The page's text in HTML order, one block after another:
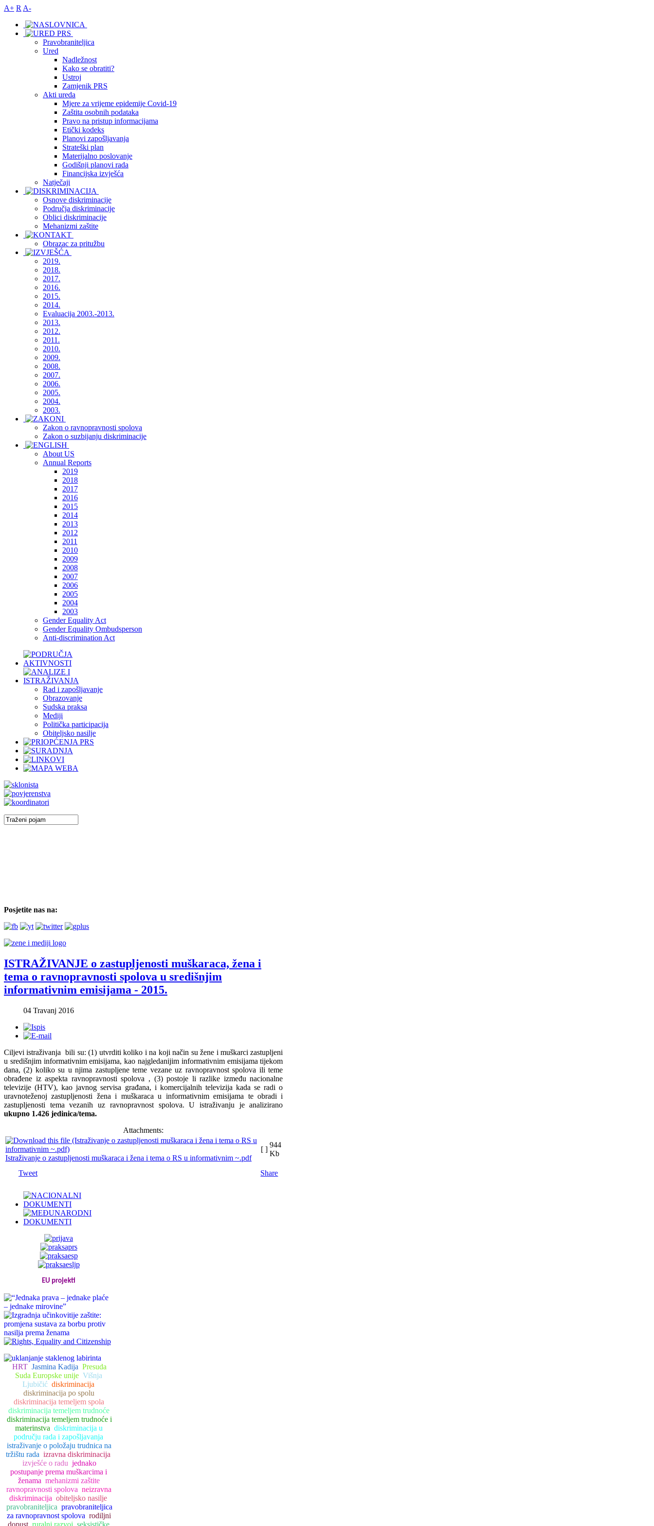
A+ R A-
Pravobraniteljica
Ured
Nadležnost
Kako se obratiti?
Ustroj
Zamjenik PRS
Akti ureda
Mjere za vrijeme epidemije Covid-19
Zaštita osobnih podataka
Pravo na pristup informacijama
Etički kodeks
Planovi zapošljavanja
Strateški plan
Materijalno poslovanje
Godišnji planovi rada
Financijska izvješća
Natječaji
Osnove diskriminacije
Područja diskriminacije
Oblici diskriminacije
Mehanizmi zaštite
Obrazac za pritužbu
2019.
2018.
2017.
2016.
2015.
2014.
Evaluacija 2003.-2013.
2013.
2012.
2011.
2010.
2009.
2008.
2007.
2006.
2005.
2004.
2003.
Zakon o ravnopravnosti spolova
Zakon o suzbijanju diskriminacije
About US
Annual Reports
2019
2018
2017
2016
2015
2014
2013
2012
2011
2010
2009
2008
2007
2006
2005
2004
2003
Gender Equality Act
Gender Equality Ombudsperson
Anti-discrimination Act
Rad i zapošljavanje
Obrazovanje
Sudska praksa
Mediji
Politička participacija
Obiteljsko nasilje
Posjetite nas na:
ISTRAŽIVANJE o zastupljenosti muškaraca, žena i
tema o ravnopravnosti spolova u središnjim
informativnim emisijama - 2015.
04 Travanj 2016
Ciljevi istraživanja bili su: (1) utvrditi koliko i na koji način su žene i muškarci zastupljeni
u središnjim informativnim emisijama, kao najgledanijim informativnim emisijama tijekom
dana, (2) koliko su u njima zastupljene teme vezane uz ravnopravnost spolova ili teme
obrađene iz aspekta ravnopravnosti spolova , (3) postoje li razlike između nacionalne
televizije (HTV), kao javnog servisa građana, i komercijalnih televizija kada se radi o
uravnoteženoj zastupljenosti žena i muškaraca u informativnim emisijama te obradi i
zastupljenosti tema vezanih uz ravnopravnost spolova. U istraživanju je analizirano
ukupno 1.426 jedinica/tema.
Attachments:
Istraživanje o zastupljenosti muškaraca i žena i tema o RS u informativnim ~.pdf
[ ]
944
Kb
Tweet Share
EU projekti
HRT Jasmina Kadija Presuda
Suda Europske unije Višnja
Ljubičić diskriminacija
diskriminacija po spolu
diskriminacija temeljem spola
diskriminacija temeljem trudnoće
diskriminacija temeljem trudnoće i
materinstva diskriminacija u
području rada i zapošljavanja
istraživanje o položaju trudnica na
tržištu rada izravna diskriminacija
izvješće o radu jednako
postupanje prema muškarcima i
ženama mehanizmi zaštite
ravnopravnosti spolova neizravna
diskriminacija obiteljsko nasilje
pravobraniteljica pravobraniteljica
za ravnopravnost spolova rodiljni
dopust ruralni razvoj seksističke